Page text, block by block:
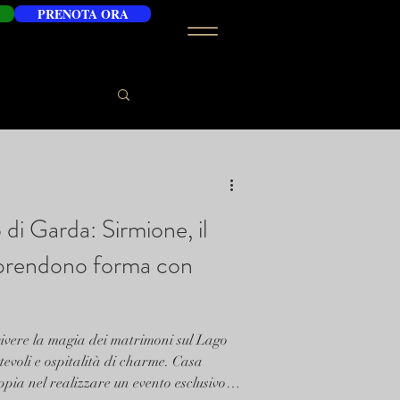
PRENOTA ORA
Garda: Sirmione, il
forma con
la magia dei matrimoni sul Lago
e ospitalità di charme. Casa
nel realizzare un evento esclusivo e